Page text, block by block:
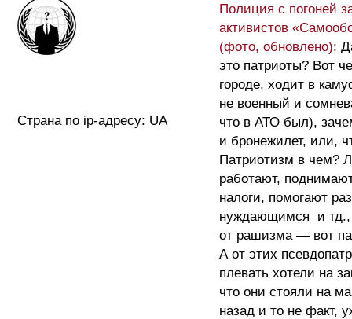
Страна по ip-адресу: UA
Полиция с погоней
активистов
(фото, обновлено):
это патриоты? Вот
городе, ходит в
не военный и
что в АТО был),
и бронежилет, или,
Патриотизм в чем?
работают,
налоги, помогают
нуждающимся и
от рашизма — вот
А от этих
плевать хотели на
что они стояли на
назад и то не факт,